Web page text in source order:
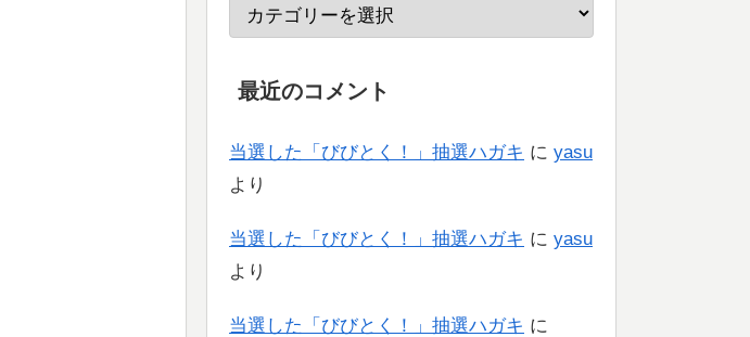
最近のコメント
当選した「びびとく！」抽選ハガキ に yasu
より
当選した「びびとく！」抽選ハガキ に yasu
より
当選した「びびとく！」抽選ハガキ に